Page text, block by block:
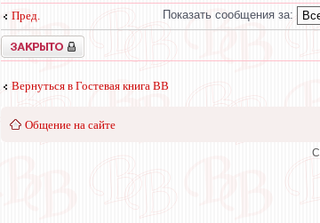
Пред. Показать сообщения за:
Закрыто
Вернуться в Гостевая книга ВВ
Общение на сайте